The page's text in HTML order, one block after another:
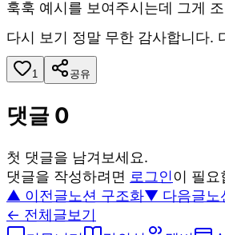
훅훅 예시를 보여주시는데 그게
다시 보기 정말 무한 감사합니다.
1 공유
댓글 0
첫 댓글을 남겨보세요.
댓글을 작성하려면 로그인이 필요
▲ 이전글노션 구조화▼ 다음글노
← 전체글보기